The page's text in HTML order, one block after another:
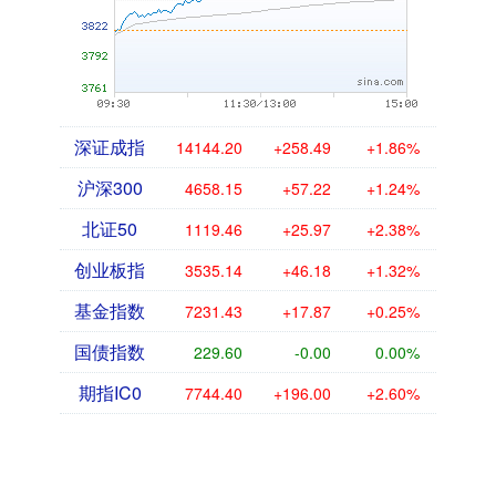
深证成指 14144.20 +258.49 +1.86%
沪深300 4658.15 +57.22 +1.24%
北证50 1119.46 +25.97 +2.38%
创业板指 3535.14 +46.18 +1.32%
基金指数 7231.43 +17.87 +0.25%
国债指数 229.60 -0.00 0.00%
期指IC0 7744.40 +196.00 +2.60%